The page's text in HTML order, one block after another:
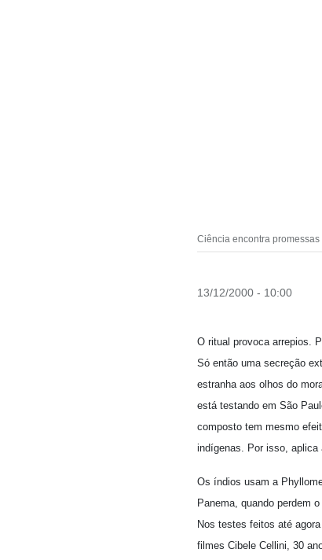
Ciência encontra
13/12/2000 - 10:00
O ritual provoca arrepios.
Só então uma secreção
estranha aos olhos do
está testando em São
composto tem mesmo
indígenas. Por isso, aplica
Os índios usam a
Panema, quando perdem
Nos testes feitos até
filmes Cibele Cellini, 30